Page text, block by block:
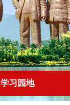
学习园地